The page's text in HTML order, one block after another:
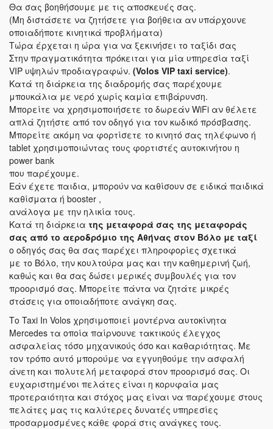
Θα σας βοηθήσουμε με τις αποσκευές σας.
(Μη διστάσετε να ζητήσετε για βοήθεια αν υπάρχουνε
οποιαδήποτε κινητικά προβλήματα)
Τώρα έρχεται η ώρα για να ξεκινήσει το ταξίδι σας
Στην πραγματικότητα πρόκειται για μία υπηρεσία ταξί
VIP υψηλών προδιαγραφών. (Volos VIP taxi service).
Κατά τη διάρκεια της διαδρομής σας παρέχουμε
μπουκάλια με νερό χωρίς καμία επιβάρυνση.
Μπορείτε να χρησιμοποιήσετε το δωρεάν WiFi αν θέλετε
απλά ζητήστε από τον οδηγό για τον κωδικό πρόσβασης.
Μπορείτε ακόμη να φορτίσετε το κινητό σας τηλέφωνο ή
tablet χρησιμοποιώντας τους φορτιστές αυτοκινήτου η
power bank
που παρέχουμε.
Εάν έχετε παιδια, μπορούν να καθίσουν σε ειδικά παιδικά
καθίσματα ή booster ,
ανάλογα με την ηλικία τους.
Κατά τη διάρκεια της μεταφορά σας της μεταφοράς
σας από το αεροδρόμιο της Αθήνας στον Βόλο με ταξί
ο οδηγός σας θα σας παρέχει πληροφορίες σχετικά
με το Βόλο, την κουλτούρα μας και την καθημερινή ζωή,
καθώς και θα σας δώσει μερικές συμβουλές για τον
προορισμό σας. Μπορείτε πάντα να ζητάτε μικρές
στάσεις για οποιαδήποτε ανάγκη σας.
Το Taxi In Volos χρησιμοποιεί μοντέρνα αυτοκίνητα
Mercedes τα οποία παίρνουνε τακτικούς έλεγχος
ασφαλείας τόσο μηχανικούς όσο και καθαριότητας. Με
τον τρόπο αυτό μπορούμε να εγγυηθούμε την ασφαλή
άνετη και πολυτελή μεταφορά στον προορισμό σας. Οι
ευχαριστημένοι πελάτες είναι η κορυφαία μας
προτεραιότητα και στόχος μας είναι να παρέχουμε στους
πελάτες μας τις καλύτερες δυνατές υπηρεσίες
προσαρμοσμένες κάθε φορά στις ανάγκες τους.